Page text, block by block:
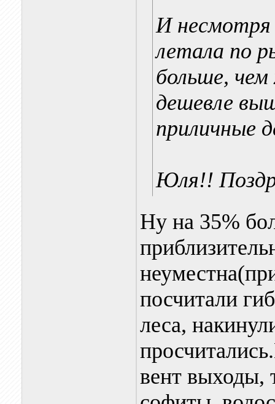
И несмотря
летала по
больше, чем
дешевле
приличные
Юля!!
Ну на 35%
посчитали
леса,
вент выходы,